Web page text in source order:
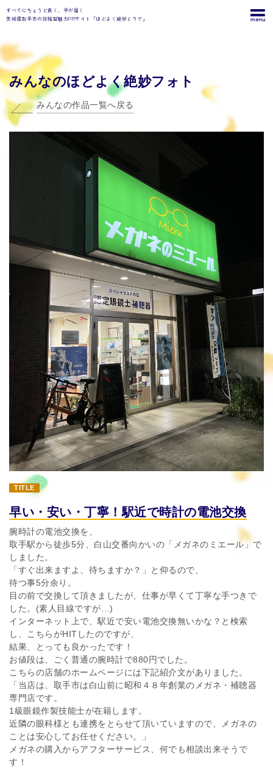
すべてにちょうど良く、手が届く
茨城県取手市の投稿型魅力PRサイト「ほどよく絶妙とりで」
みんなのほどよく絶妙フォト
みんなの作品一覧へ戻る
TITLE
早い・安い・丁寧！駅近で時計の電池交換
腕時計の電池交換を、
取手駅から徒歩5分、白山交番向かいの「メガネのミエール」で
しました。
「すぐ出来ますよ、待ちますか？」と仰るので、
待つ事5分余り。
目の前で交換して頂きましたが、仕事が早くて丁寧な手つきで
した。(素人目線ですが…)
インターネット上で、駅近で安い電池交換無いかな？と検索
し、こちらがHITしたのですが、
結果、とっても良かったです！
お値段は、ごく普通の腕時計で880円でした。
こちらの店舗のホームページには下記紹介文がありました。
「当店は、取手市は白山前に昭和４８年創業のメガネ・補聴器
専門店です。
1級眼鏡作製技能士が在籍します。
近隣の眼科様とも連携をとらせて頂いていますので、メガネの
ことは安心してお任せください。」
メガネの購入からアフターサービス、何でも相談出来そうで
す！